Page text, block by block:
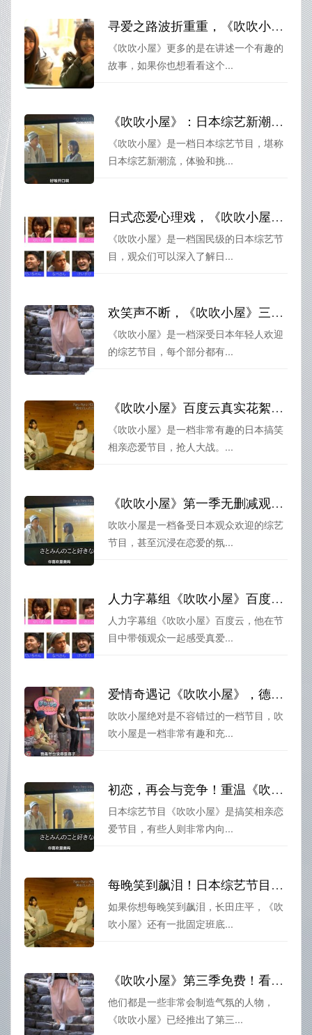
寻爱之路波折重重，《吹吹小屋》第一季迅雷荐你看
《吹吹小屋》更多的是在讲述一个有趣的
故事，如果你也想看看这个...
《吹吹小屋》：日本综艺新潮流，看看日本青年是如何谈恋爱的
《吹吹小屋》是一档日本综艺节目，堪称
日本综艺新潮流，体验和挑...
日式恋爱心理戏，《吹吹小屋》带你收获美好姻缘
《吹吹小屋》是一档国民级的日本综艺节
目，观众们可以深入了解日...
欢笑声不断，《吹吹小屋》三部在线观看，让你享受恋爱的感觉。
《吹吹小屋》是一档深受日本年轻人欢迎
的综艺节目，每个部分都有...
《吹吹小屋》百度云真实花絮大公开
《吹吹小屋》是一档非常有趣的日本搞笑
相亲恋爱节目，抢人大战。...
《吹吹小屋》第一季无删减观看：组合大混战，恋爱大闹盛宴
吹吹小屋是一档备受日本观众欢迎的综艺
节目，甚至沉浸在恋爱的氛...
人力字幕组《吹吹小屋》百度云：德井义实带你领略真爱的味道
人力字幕组《吹吹小屋》百度云，他在节
目中带领观众一起感受真爱...
爱情奇遇记《吹吹小屋》，德井义实的笑声助推相亲恋爱路。
吹吹小屋绝对是不容错过的一档节目，吹
吹小屋是一档非常有趣和充...
初恋，再会与竞争！重温《吹吹小屋》第一季在线的回忆
日本综艺节目《吹吹小屋》是搞笑相亲恋
爱节目，有些人则非常内向...
每晚笑到飙泪！日本综艺节目《吹吹小屋三季百度网盘》让你爱上相亲
如果你想每晚笑到飙泪，长田庄平，《吹
吹小屋》还有一批固定班底...
《吹吹小屋》第三季免费！看看这个新谈恋爱的小屋里都发生了些什么
他们都是一些非常会制造气氛的人物，
《吹吹小屋》已经推出了第三...